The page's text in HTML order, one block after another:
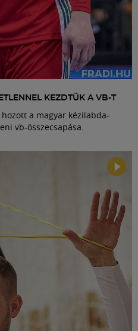
KEZDTÜK A VB-T
a magyar kézilabda-
vb-összecsapása.